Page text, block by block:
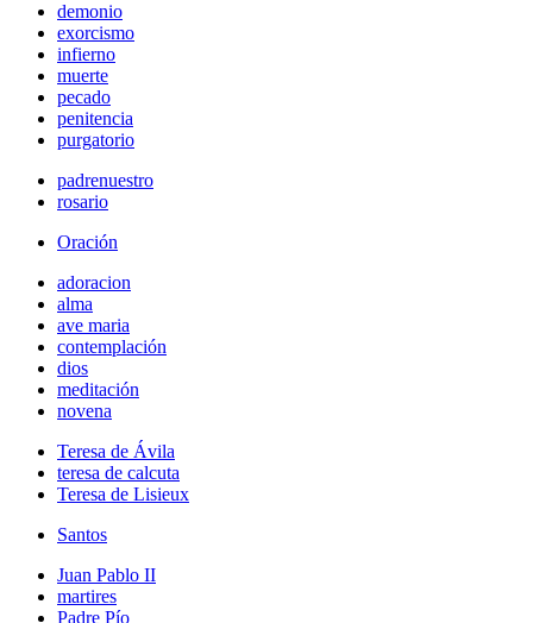
demonio
exorcismo
infierno
muerte
pecado
penitencia
purgatorio
padrenuestro
rosario
Oración
adoracion
alma
ave maria
contemplación
dios
meditación
novena
Teresa de Ávila
teresa de calcuta
Teresa de Lisieux
Santos
Juan Pablo II
martires
Padre Pío